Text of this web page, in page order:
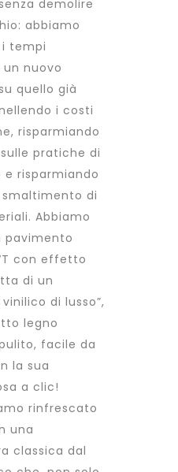
demolire
abbiamo
tempi
nuovo
quello già
i costi
risparmiando
pratiche di
e risparmiando
di
Abbiamo
pavimento
con effetto
di un
di lusso”,
legno
facile da
la sua
a clic!
rinfrescato
una
classica dal